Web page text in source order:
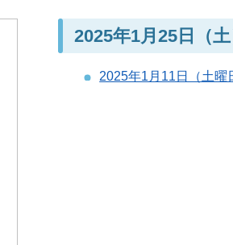
2025年1月25日（
2025年1月11日（土曜